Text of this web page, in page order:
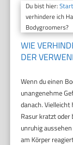
Du bist hier:Start
verhindere ich
Bodygroomers?
WIE
DER
Wenn du einen
unangenehme
danach.
Rasur kratzt oder
unruhig
am Körper